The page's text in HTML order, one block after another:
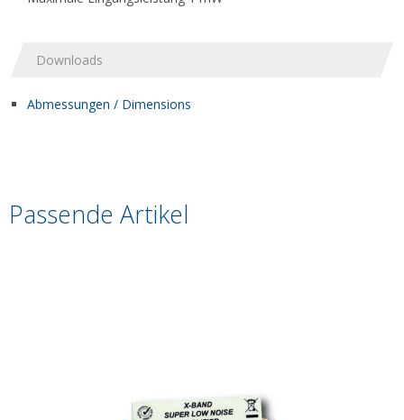
Downloads
Abmessungen / Dimensions
Passende Artikel